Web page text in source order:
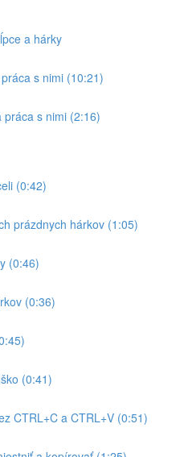
a hárky
s nimi (10:21)
s nimi (2:16)
(0:42)
prázdnych hárkov (1:05)
(0:46)
(0:36)
(0:41)
CTRL+C a CTRL+V (0:51)